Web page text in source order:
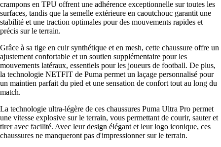
crampons en TPU offrent une adhérence exceptionnelle sur toutes les
surfaces, tandis que la semelle extérieure en caoutchouc garantit une
stabilité et une traction optimales pour des mouvements rapides et
précis sur le terrain.
Grâce à sa tige en cuir synthétique et en mesh, cette chaussure offre un
ajustement confortable et un soutien supplémentaire pour les
mouvements latéraux, essentiels pour les joueurs de football. De plus,
la technologie NETFIT de Puma permet un laçage personnalisé pour
un maintien parfait du pied et une sensation de confort tout au long du
match.
La technologie ultra-légère de ces chaussures Puma Ultra Pro permet
une vitesse explosive sur le terrain, vous permettant de courir, sauter et
tirer avec facilité. Avec leur design élégant et leur logo iconique, ces
chaussures ne manqueront pas d'impressionner sur le terrain.